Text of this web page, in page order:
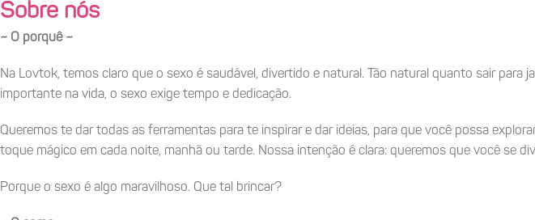
Sobre nós
~ O porquê ~
Na Lovtok, temos claro que o sexo é saudável, divertido e natural. Tão natural quanto sair
importante na vida, o sexo exige tempo e dedicação.
Queremos te dar todas as ferramentas para te inspirar e dar ideias, para que você possa
toque mágico em cada noite, manhã ou tarde. Nossa intenção é clara: queremos que você se
Porque o sexo é algo maravilhoso. Que tal brincar?